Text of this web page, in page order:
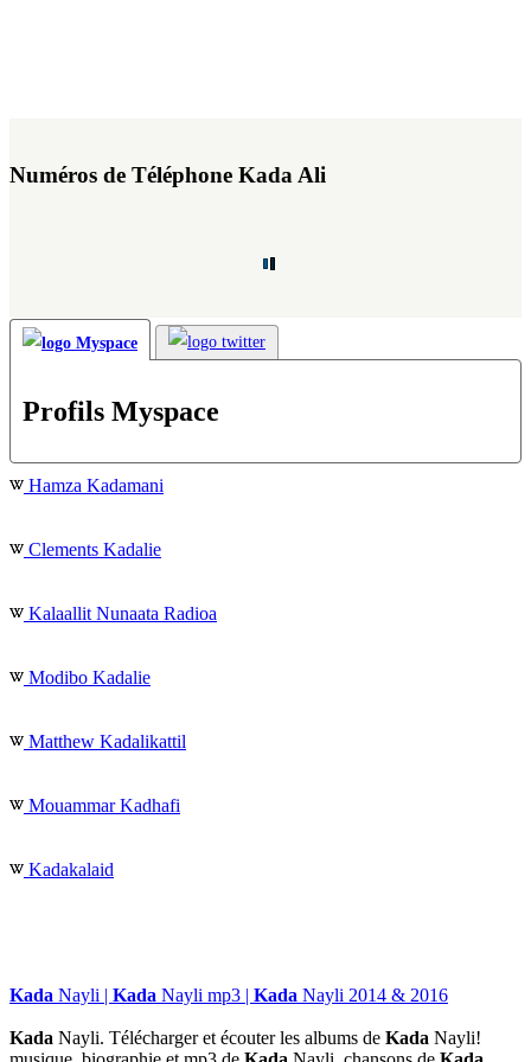
Numéros de Téléphone Kada Ali
Profils Myspace
Hamza Kadamani
Clements Kadalie
Kalaallit Nunaata Radioa
Modibo Kadalie
Matthew Kadalikattil
Mouammar Kadhafi
Kadakalaid
Kada Nayli | Kada Nayli mp3 | Kada Nayli 2014 & 2016
Kada Nayli. Télécharger et écouter les albums de Kada Nayli!